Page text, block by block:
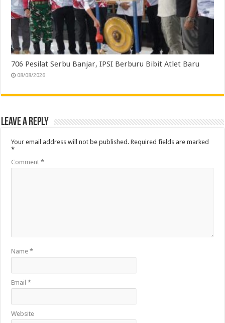
706 Pesilat Serbu Banjar, IPSI Berburu Bibit Atlet Baru
08/08/2026
Leave a Reply
Your email address will not be published. Required fields are marked
*
Comment*
Name*
Email*
Website